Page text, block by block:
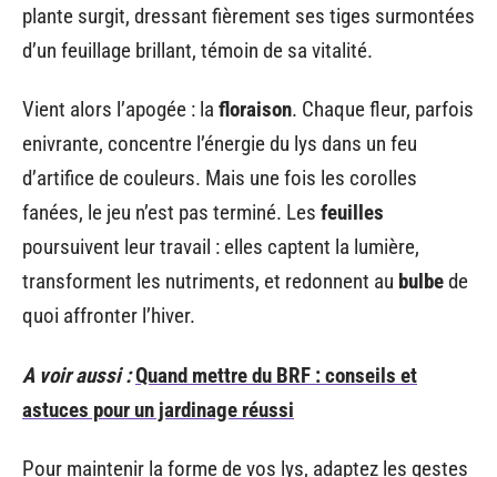
plante surgit, dressant fièrement ses tiges surmontées
d’un feuillage brillant, témoin de sa vitalité.
Vient alors l’apogée : la floraison. Chaque fleur, parfois
enivrante, concentre l’énergie du lys dans un feu
d’artifice de couleurs. Mais une fois les corolles
fanées, le jeu n’est pas terminé. Les feuilles
poursuivent leur travail : elles captent la lumière,
transforment les nutriments, et redonnent au bulbede
quoi affronter l’hiver.
A voir aussi :Quand mettre du BRF : conseils et
astuces pour un jardinage réussi
Pour maintenir la forme de vos lys, adaptez les gestes